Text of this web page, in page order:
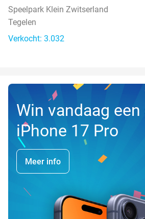
Speelpark Klein Zwitserland
Tegelen
Verkocht: 3.032
Win vandaag
iPhone 17 Pro
Meer info